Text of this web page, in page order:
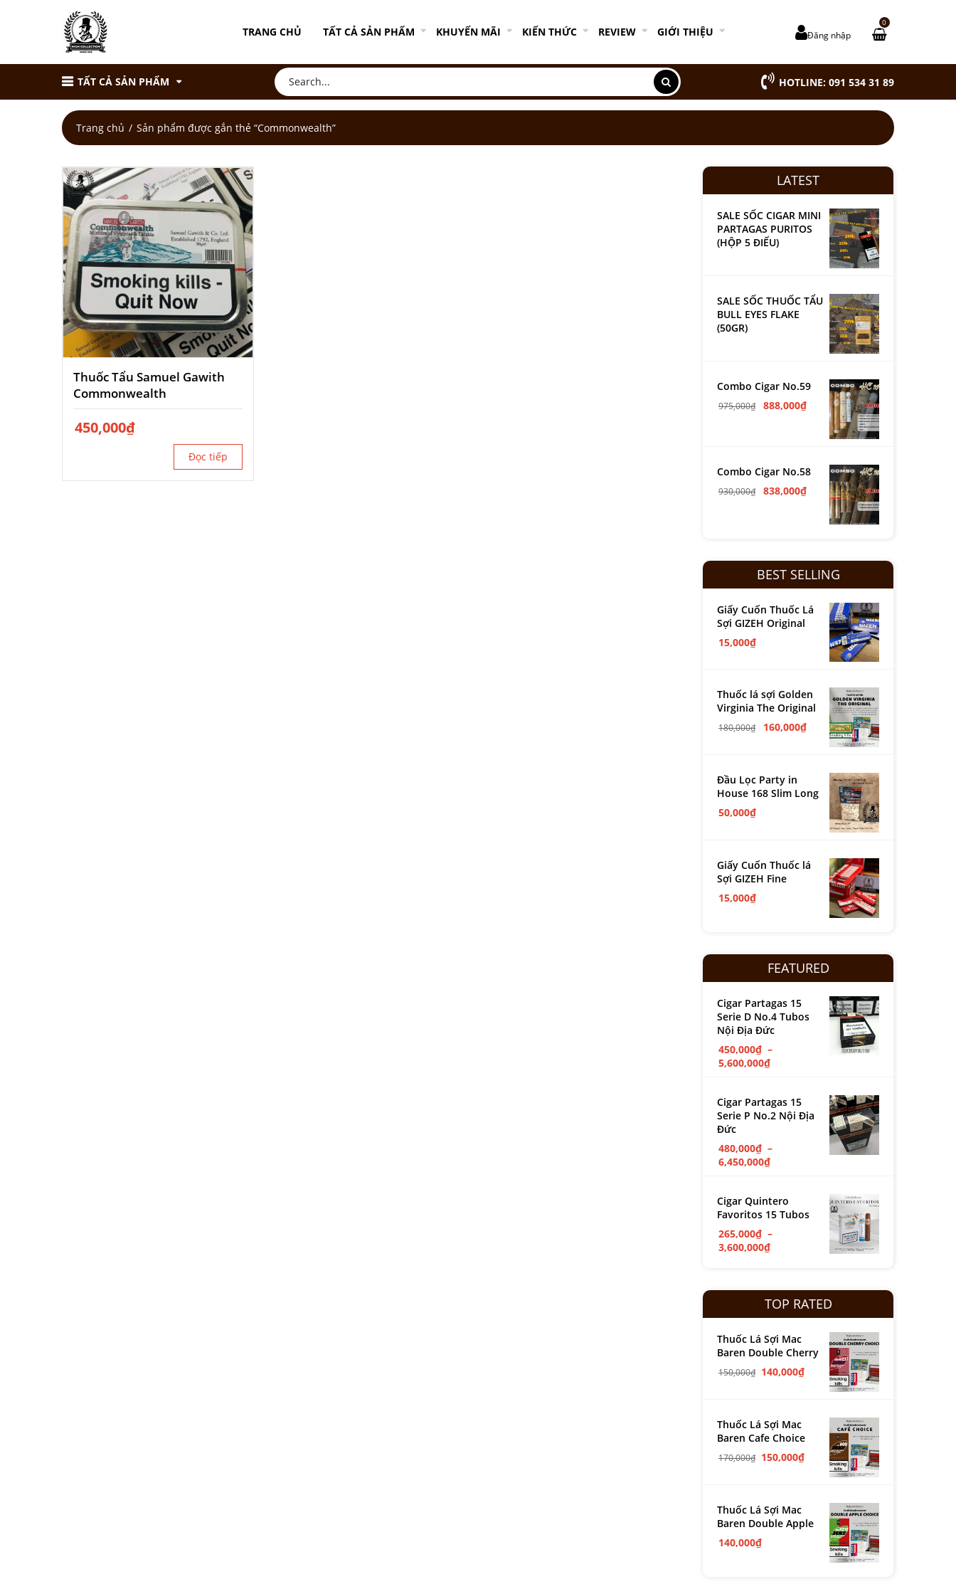
TRANG CHỦ TẤT CẢ SẢN PHẨM KHUYẾN MÃI KIẾN THỨC REVIEW GIỚI THIỆU Đăng nhập
0
TẤT CẢ SẢN PHẨM HOTLINE: 091 534 31 89
Trang chủ Sản phẩm được gắn thẻ “Commonwealth”
Thuốc Tẩu Samuel Gawith
Commonwealth
450,000₫
Đọc tiếp
LATEST
SALE SỐC CIGAR MINI
PARTAGAS PURITOS
(HỘP 5 ĐIẾU)
SALE SỐC THUỐC TẨU
BULL EYES FLAKE
(50GR)
Combo Cigar No.59
975,000₫ 888,000₫
Combo Cigar No.58
930,000₫ 838,000₫
BEST SELLING
Giấy Cuốn Thuốc Lá
Sợi GIZEH Original
15,000₫
Thuốc lá sợi Golden
Virginia The Original
180,000₫ 160,000₫
Đầu Lọc Party in
House 168 Slim Long
50,000₫
Giấy Cuốn Thuốc lá
Sợi GIZEH Fine
15,000₫
FEATURED
Cigar Partagas 15
Serie D No.4 Tubos
Nội Địa Đức
450,000₫ –
5,600,000₫
Cigar Partagas 15
Serie P No.2 Nội Địa
Đức
480,000₫ –
6,450,000₫
Cigar Quintero
Favoritos 15 Tubos
265,000₫ –
3,600,000₫
TOP RATED
Thuốc Lá Sợi Mac
Baren Double Cherry
150,000₫ 140,000₫
Thuốc Lá Sợi Mac
Baren Cafe Choice
170,000₫ 150,000₫
Thuốc Lá Sợi Mac
Baren Double Apple
140,000₫